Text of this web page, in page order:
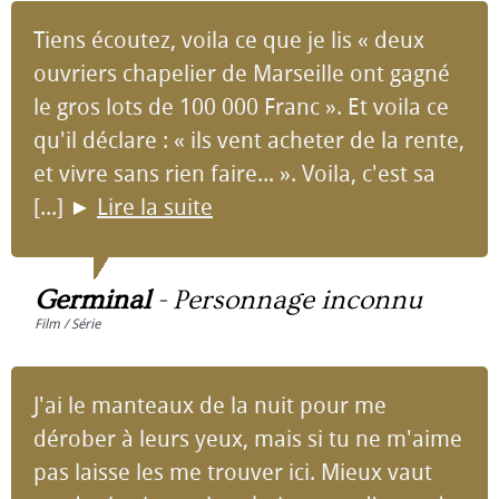
Tiens écoutez, voila ce que je lis « deux
ouvriers chapelier de Marseille ont gagné
le gros lots de 100 000 Franc ». Et voila ce
qu'il déclare : « ils vent acheter de la rente,
et vivre sans rien faire... ». Voila, c'est sa
[...] ► Lire la suite
Germinal- Personnage inconnu
Film / Série
J'ai le manteaux de la nuit pour me
dérober à leurs yeux, mais si tu ne m'aime
pas laisse les me trouver ici. Mieux vaut